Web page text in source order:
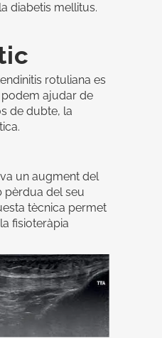
diabetis mellitus.
rotuliana es
podem ajudar de
de dubte, la
un augment del
pèrdua del seu
tècnica permet
fisioteràpia